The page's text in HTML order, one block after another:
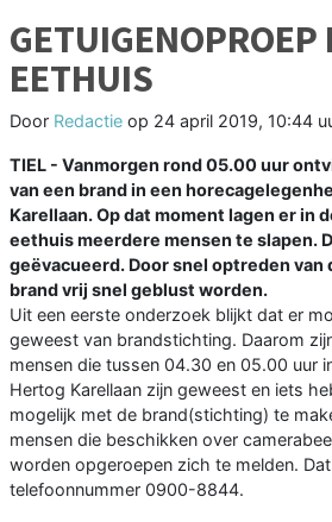
GETUIGENOPROEP
EETHUIS
Door Redactie op 24 april 2019, 10:44
TIEL - Vanmorgen rond 05.00 uur
van een brand in een
Karellaan. Op dat moment lagen er in
eethuis meerdere mensen te slapen.
geëvacueerd. Door snel optreden van
brand vrij snel geblust worden.
Uit een eerste onderzoek blijkt dat er
geweest van brandstichting. Daarom
mensen die tussen 04.30 en 05.00 uur
Hertog Karellaan zijn geweest en iets
mogelijk met de brand(stichting) te
mensen die beschikken over
worden opgeroepen zich te melden.
telefoonnummer 0900-8844.